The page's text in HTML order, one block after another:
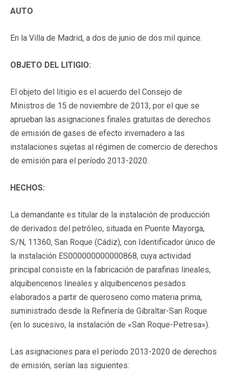
AUTO
En la Villa de Madrid, a dos de junio de dos mil quince.
OBJETO DEL LITIGIO:
El objeto del litigio es el acuerdo del Consejo de
Ministros de 15 de noviembre de 2013, por el que se
aprueban las asignaciones finales gratuitas de derechos
de emisión de gases de efecto invernadero a las
instalaciones sujetas al régimen de comercio de derechos
de emisión para el período 2013-2020.
HECHOS:
La demandante es titular de la instalación de producción
de derivados del petróleo, situada en Puente Mayorga,
S/N, 11360, San Roque (Cádiz), con Identificador único de
la instalación ES000000000000868, cuya actividad
principal consiste en la fabricación de parafinas lineales,
alquibencenos lineales y alquibencenos pesados
elaborados a partir de queroseno como materia prima,
suministrado desde la Refinería de Gibraltar-San Roque
(en lo sucesivo, la instalación de «San Roque-Petresa»).
Las asignaciones para el período 2013-2020 de derechos
de emisión, serían las siguientes: